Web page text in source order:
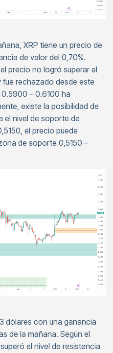
XRP tiene un precio de
de valor del 0,70%.
precio no logró superar el
rechazado desde este
– 0.6100 ha
existe la posibilidad de
el nivel de soporte de
el precio puede
de soporte 0,5150 –
dólares con una ganancia
de la mañana. Según el
el nivel de resistencia